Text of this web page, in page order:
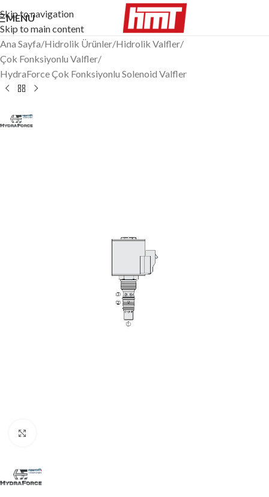
Skip to navigation
Skip to main content
MENÜ
Ana Sayfa/Hidrolik Ürünler/Hidrolik Valfler/
Çok Fonksiyonlu Valfler/
HydraForce Çok Fonksiyonlu Solenoid Valfler